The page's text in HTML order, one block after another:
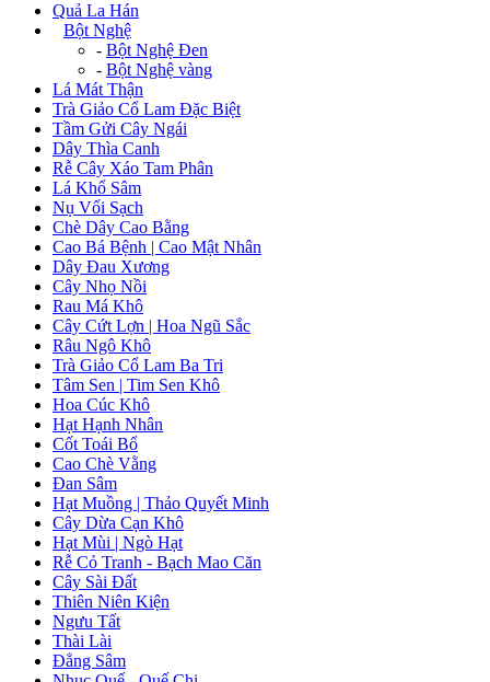
Quả La Hán
Bột Nghệ
- Bột Nghệ Đen
- Bột Nghệ vàng
Lá Mát Thận
Trà Giảo Cổ Lam Đặc Biệt
Tầm Gửi Cây Ngái
Dây Thìa Canh
Rễ Cây Xáo Tam Phân
Lá Khổ Sâm
Nụ Vối Sạch
Chè Dây Cao Bằng
Cao Bá Bệnh | Cao Mật Nhân
Dây Đau Xương
Cây Nhọ Nồi
Rau Má Khô
Cây Cứt Lợn | Hoa Ngũ Sắc
Râu Ngô Khô
Trà Giảo Cổ Lam Ba Tri
Tâm Sen | Tim Sen Khô
Hoa Cúc Khô
Hạt Hạnh Nhân
Cốt Toái Bổ
Cao Chè Vằng
Đan Sâm
Hạt Muồng | Thảo Quyết Minh
Cây Dừa Cạn Khô
Hạt Mùi | Ngò Hạt
Rễ Cỏ Tranh - Bạch Mao Căn
Cây Sài Đất
Thiên Niên Kiện
Ngưu Tất
Thài Lài
Đẳng Sâm